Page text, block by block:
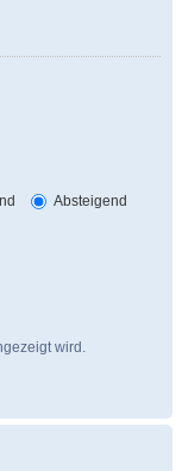
Absteigend
wird.